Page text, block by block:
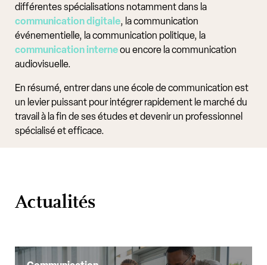
différentes spécialisations notamment dans la
communication digitale, la communication
événementielle, la communication politique, la
communication interneou encore la communication
audiovisuelle.
En résumé, entrer dans une école de communication est
un levier puissant pour intégrer rapidement le marché du
travail à la fin de ses études et devenir un professionnel
spécialisé et efficace.
Actualités